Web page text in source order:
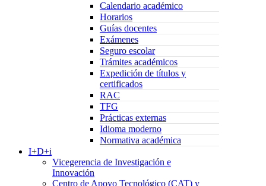
Calendario académico
Horarios
Guías docentes
Exámenes
Seguro escolar
Trámites académicos
Expedición de títulos y
certificados
RAC
TFG
Prácticas externas
Idioma moderno
Normativa académica
I+D+i
Vicegerencia de Investigación e
Innovación
Centro de Apoyo Tecnológico (CAT) y